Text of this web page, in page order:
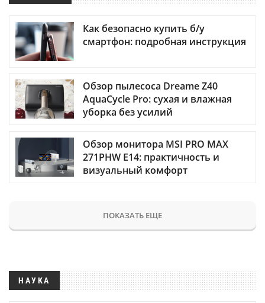
Как безопасно купить б/у
смартфон: подробная инструкция
Обзор пылесоса Dreame Z40
AquaCycle Pro: сухая и влажная
уборка без усилий
Обзор монитора MSI PRO MAX
271PHW E14: практичность и
визуальный комфорт
ПОКАЗАТЬ ЕЩЕ
НАУКА